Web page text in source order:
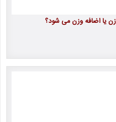
یا اضافه وزن می شود؟